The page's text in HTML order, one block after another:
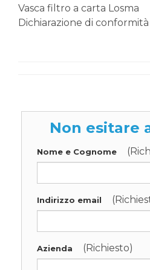
Vasca filtro a carta Losma
Dichiarazione di conformità
Non esitare
Nome e Cognome
Indirizzo email
Azienda (Richiesto)